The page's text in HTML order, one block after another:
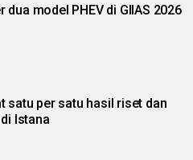
dua model PHEV di GIIAS 2026
satu per satu hasil riset dan
Istana